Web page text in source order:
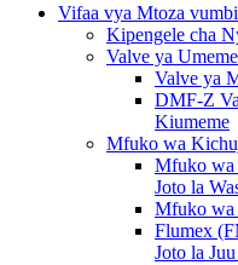
Vifaa vya Mtoza vumbi
Kipengele cha
Valve ya
Valve ya
DMF-Z
Kiumeme
Mfuko wa
Mfuko wa
Joto la
Mfuko wa
Flumex
Joto la